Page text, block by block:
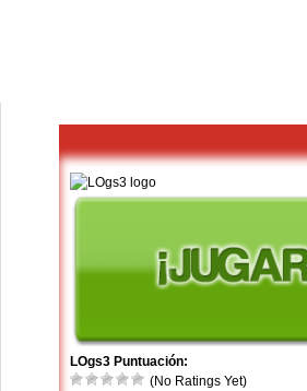
LOgs3 Puntuación:
(No Ratings Yet)